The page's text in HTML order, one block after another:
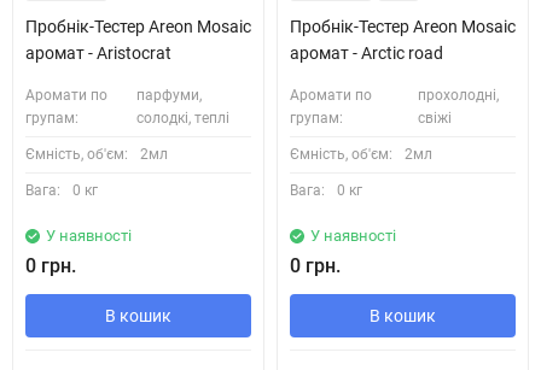
Пробнік-Тестер Areon Mosaic
аромат - Aristocrat
Аромати по
групам:
парфуми,
солодкі, теплі
Ємність, об'єм: 2мл
Вага: 0 кг
У наявності
0 грн.
В кошик
Пробнік-Тестер Areon Mosaic
аромат - Arctic road
Аромати по
групам:
прохолодні,
свіжі
Ємність, об'єм: 2мл
Вага: 0 кг
У наявності
0 грн.
В кошик